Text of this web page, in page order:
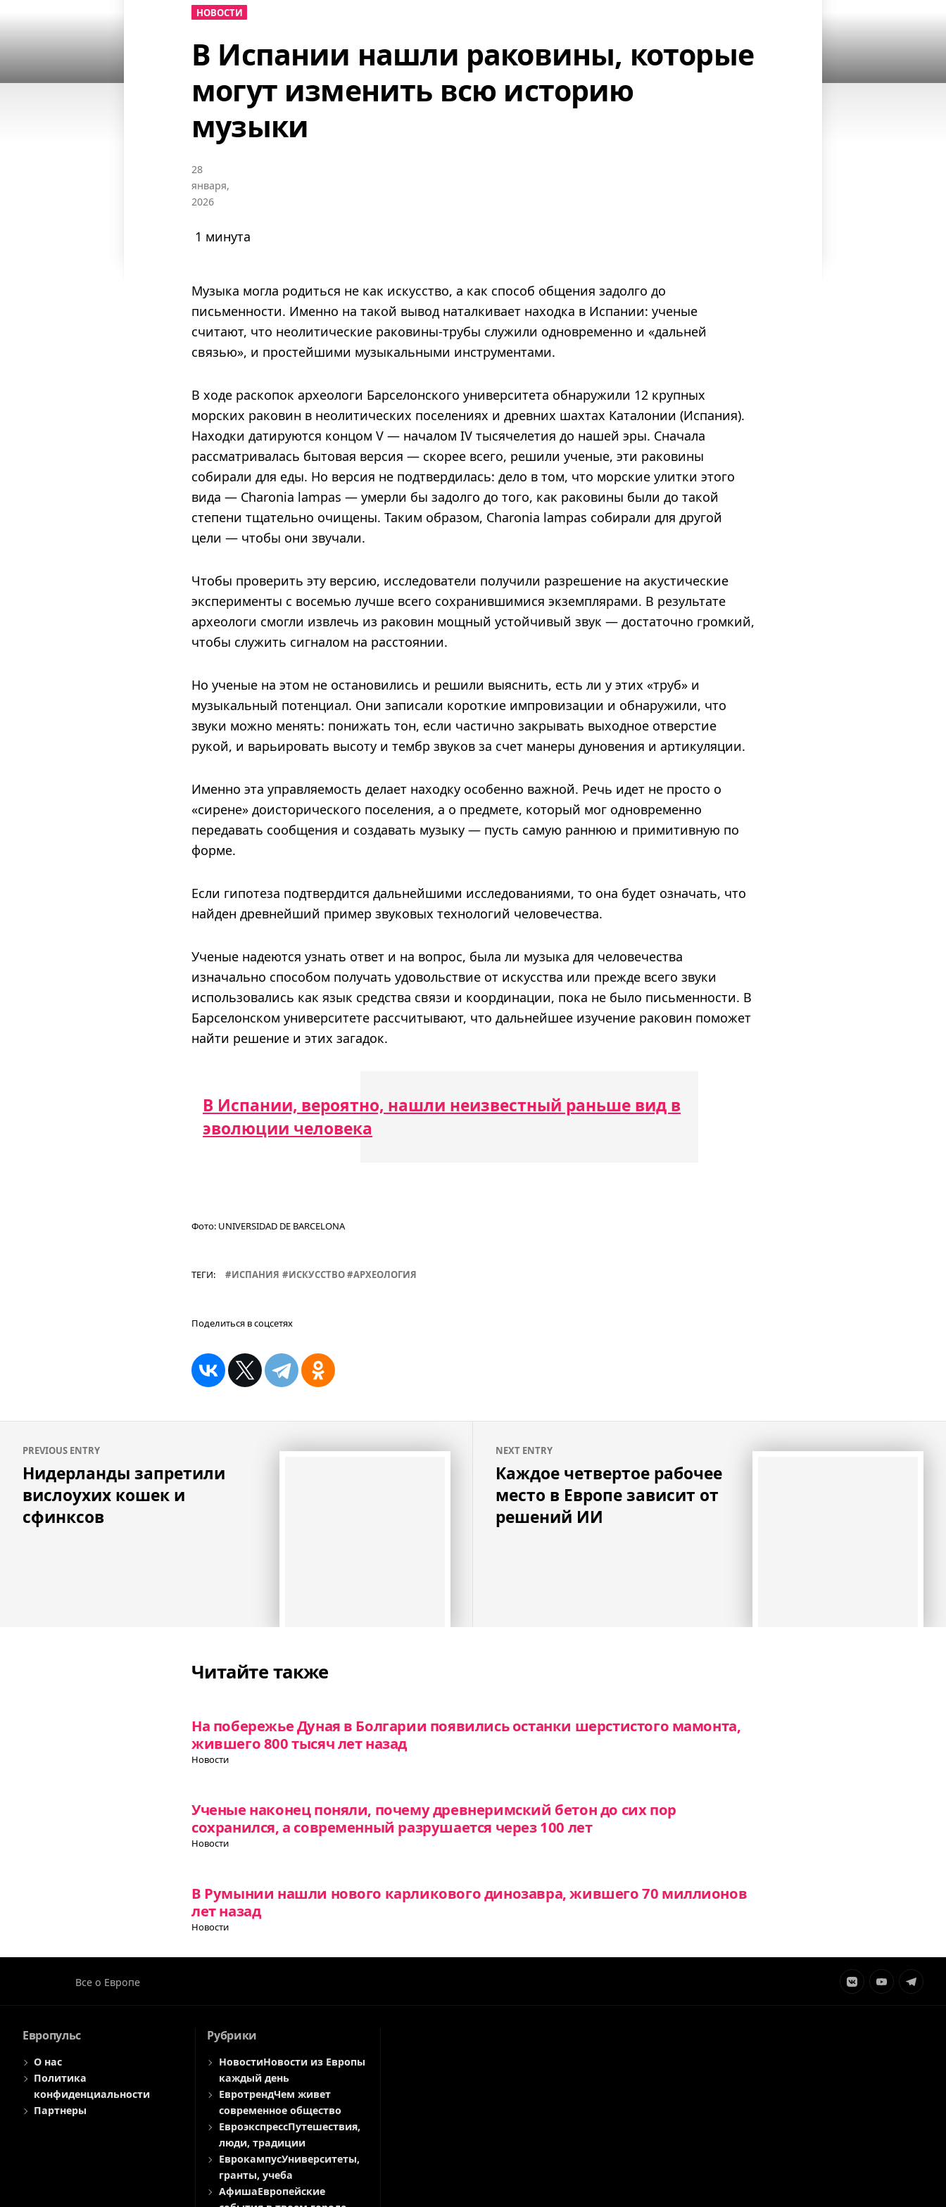
НОВОСТИ
В Испании нашли раковины, которые
могут изменить всю историю
музыки
28
января,
2026
1 минута
Музыка могла родиться не как искусство, а как способ общения задолго до
письменности. Именно на такой вывод наталкивает находка в Испании: ученые
считают, что неолитические раковины-трубы служили одновременно и «дальней
связью», и простейшими музыкальными инструментами.
В ходе раскопок археологи Барселонского университета обнаружили 12 крупных
морских раковин в неолитических поселениях и древних шахтах Каталонии (Испания).
Находки датируются концом V — началом IV тысячелетия до нашей эры. Сначала
рассматривалась бытовая версия — скорее всего, решили ученые, эти раковины
собирали для еды. Но версия не подтвердилась: дело в том, что морские улитки этого
вида — Charonia lampas — умерли бы задолго до того, как раковины были до такой
степени тщательно очищены. Таким образом, Charonia lampas собирали для другой
цели — чтобы они звучали.
Чтобы проверить эту версию, исследователи получили разрешение на акустические
эксперименты с восемью лучше всего сохранившимися экземплярами. В результате
археологи смогли извлечь из раковин мощный устойчивый звук — достаточно громкий,
чтобы служить сигналом на расстоянии.
Но ученые на этом не остановились и решили выяснить, есть ли у этих «труб» и
музыкальный потенциал. Они записали короткие импровизации и обнаружили, что
звуки можно менять: понижать тон, если частично закрывать выходное отверстие
рукой, и варьировать высоту и тембр звуков за счет манеры дуновения и артикуляции.
Именно эта управляемость делает находку особенно важной. Речь идет не просто о
«сирене» доисторического поселения, а о предмете, который мог одновременно
передавать сообщения и создавать музыку — пусть самую раннюю и примитивную по
форме.
Если гипотеза подтвердится дальнейшими исследованиями, то она будет означать, что
найден древнейший пример звуковых технологий человечества.
Ученые надеются узнать ответ и на вопрос, была ли музыка для человечества
изначально способом получать удовольствие от искусства или прежде всего звуки
использовались как язык средства связи и координации, пока не было письменности. В
Барселонском университете рассчитывают, что дальнейшее изучение раковин поможет
найти решение и этих загадок.
В Испании, вероятно, нашли неизвестный раньше вид в
эволюции человека
Фото: UNIVERSIDAD DE BARCELONA
ТЕГИ: ИСПАНИЯ ИСКУССТВО АРХЕОЛОГИЯ
Поделиться в соцсетях
по
записям
PREVIOUS ENTRY
Нидерланды запретили
вислоухих кошек и
сфинксов
NEXT ENTRY
Каждое четвертое рабочее
место в Европе зависит от
решений ИИ
Читайте также
На побережье Дуная в Болгарии появились останки шерстистого мамонта,
жившего 800 тысяч лет назад
Новости
Ученые наконец поняли, почему древнеримский бетон до сих пор
сохранился, а современный разрушается через 100 лет
Новости
В Румынии нашли нового карликового динозавра, жившего 70 миллионов
лет назад
Новости
Все о Европе
ЭлементЭлементЭлемент
Европульс
О нас
Политика
конфиденциальности
Партнеры
Рубрики
НовостиНовости из Европы
каждый день
ЕвротрендЧем живет
современное общество
ЕвроэкспрессПутешествия,
люди, традиции
ЕврокампусУниверситеты,
гранты, учеба
АфишаЕвропейские